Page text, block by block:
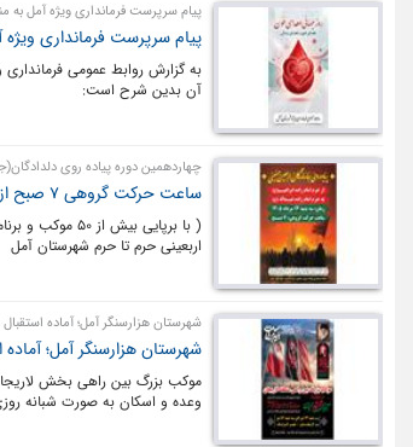
پیام سرپرست فرمانداری ویژه آمل
پیام سرپرست فرمانداری
به گزارش روابط عمومی
آن بدین شرح است:
چهاردهمین دوره پیاده روی
ساعت حرکت گروهی ۷ صبح از حرم امام زاده ابراهیم تا حرم امام زاده عبدالله
اربعینی حرم تا حرم شهرستان آمل
شهرستان هزارسنگر آمل؛ آماده
شهرستان هزارسنگر آمل؛
وعده و اسکان به صورت شبانه